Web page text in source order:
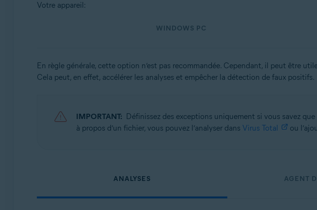
Votre appareil:
WINDOWS PC
En règle générale, cette option n’est pas recommandée. Cependant, il peut être
Cela peut, en effet, accélérer les analyses et empêcher la détection de faux positifs.
IMPORTANT: Définissez des exceptions uniquement si vous savez
à propos d’un fichier, vous pouvez l’analyser dans Virus Total ou
ANALYSES AGENT